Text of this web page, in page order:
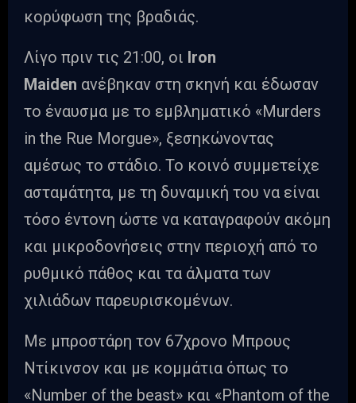
κορύφωση της βραδιάς.
Λίγο πριν τις 21:00, οι Iron
Maiden ανέβηκαν στη σκηνή και έδωσαν
το έναυσμα με το εμβληματικό «Murders
in the Rue Morgue», ξεσηκώνοντας
αμέσως το στάδιο. Το κοινό συμμετείχε
ασταμάτητα, με τη δυναμική του να είναι
τόσο έντονη ώστε να καταγραφούν ακόμη
και μικροδονήσεις στην περιοχή από το
ρυθμικό πάθος και τα άλματα των
χιλιάδων παρευρισκομένων.
Με μπροστάρη τον 67χρονο Μπρους
Ντίκινσον και με κομμάτια όπως το
«Number of the beast» και «Phantom of the